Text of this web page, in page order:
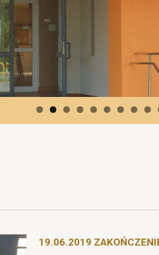
19.06.2019